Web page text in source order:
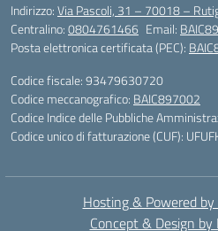
Indirizzo:Via Pascoli, 31 – 70018 –
Centralino:0804761466 Email:
Posta elettronica certificata (PEC):
Codice fiscale: 93479630720
Codice meccanografico: BAIC897002
Codice Indice delle Pubbliche
Codice unico di fatturazione (CUF):
Hosting & Powered by
Concept & Design